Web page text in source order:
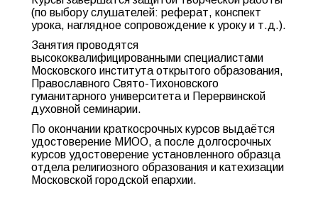
(по выбору слушателей: реферат, конспект
урока, наглядное сопровождение к уроку и т.д.).
Занятия проводятся
высококвалифицированными специалистами
Московского института открытого образования,
Православного Свято-Тихоновского
гуманитарного университета и Перервинской
духовной семинарии.
По окончании краткосрочных курсов выдаётся
удостоверение МИОО, а после долгосрочных
курсов удостоверение установленного образца
отдела религиозного образования и катехизации
Московской городской епархии.